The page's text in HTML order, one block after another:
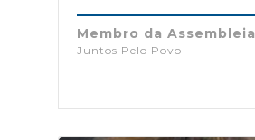
Membro da Assembleia
Juntos Pelo Povo